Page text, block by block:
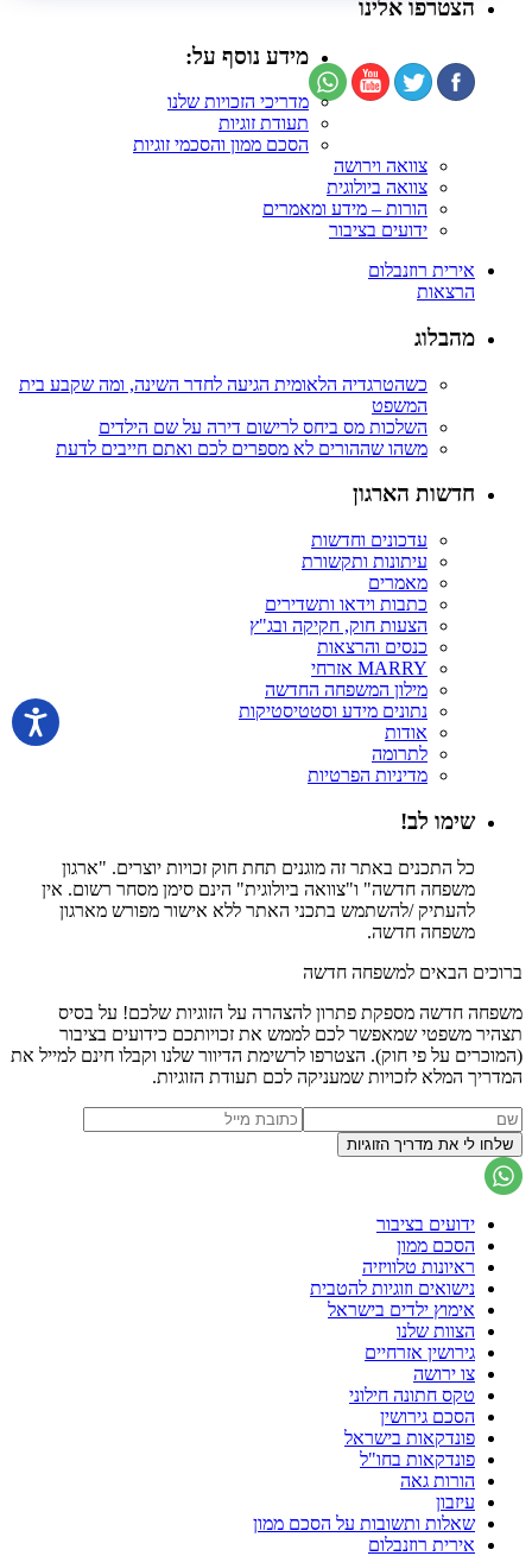
הצטרפו אלינו
מידע נוסף על:
מדריכי הזכויות שלנו
תעודת זוגיות
הסכם ממון והסכמי זוגיות
צוואה וירושה
צוואה ביולוגית
הורות – מידע ומאמרים
ידועים בציבור
אירית רוזנבלום
הרצאות
מהבלוג
כשהטרגדיה הלאומית הגיעה לחדר השינה, ומה שקבע בית
המשפט
השלכות מס ביחס לרישום דירה על שם הילדים
משהו שההורים לא מספרים לכם ואתם חייבים לדעת
חדשות הארגון
עדכונים וחדשות
עיתונות ותקשורת
מאמרים
כתבות וידאו ותשדירים
הצעות חוק, חקיקה ובג"ץ
כנסים והרצאות
MARRY אזרחי
מילון המשפחה החדשה
נתונים מידע וסטטיסטיקות
אודות
לתרומה
מדיניות הפרטיות
שימו לב!
כל התכנים באתר זה מוגנים תחת חוק זכויות יוצרים. "ארגון
משפחה חדשה" ו"צוואה ביולוגית" הינם סימן מסחר רשום. אין
להעתיק /להשתמש בתכני האתר ללא אישור מפורש מארגון
משפחה חדשה.
ברוכים הבאים למשפחה חדשה
משפחה חדשה מספקת פתרון להצהרה על הזוגיות שלכם! על בסיס
תצהיר משפטי שמאפשר לכם לממש את זכויותכם כידועים בציבור
(המוכרים על פי חוק). הצטרפו לרשימת הדיוור שלנו וקבלו חינם למייל את
המדריך המלא לזכויות שמעניקה לכם תעודת הזוגיות.
ידועים בציבור
הסכם ממון
ראיונות טלוויזיה
נישואים וזוגיות להטבית
אימוץ ילדים בישראל
הצוות שלנו
גירושין אזרחיים
צו ירושה
טקס חתונה חילוני
הסכם גירושין
פונדקאות בישראל
פונדקאות בחו"ל
הורות גאה
עיזבון
שאלות ותשובות על הסכם ממון
אירית רוזנבלום